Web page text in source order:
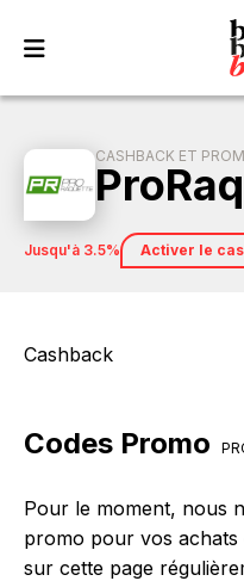
CASHBACK ET
jusqu'à 3.5% Activer le
Cashback
Codes Promo
Pour le moment, nous
promo pour vos achats
sur cette page